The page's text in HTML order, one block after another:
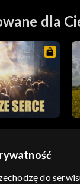
dla
do